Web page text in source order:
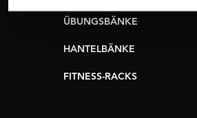
ÜBUNGSBÄNKE
HANTELBÄNKE
FITNESS-RACKS